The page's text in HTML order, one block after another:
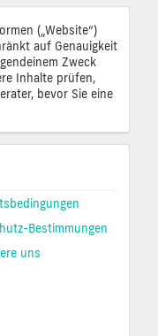
(„Website“)
auf Genauigkeit
Zweck
Inhalte prüfen,
bevor Sie eine
Bestimmungen
uns